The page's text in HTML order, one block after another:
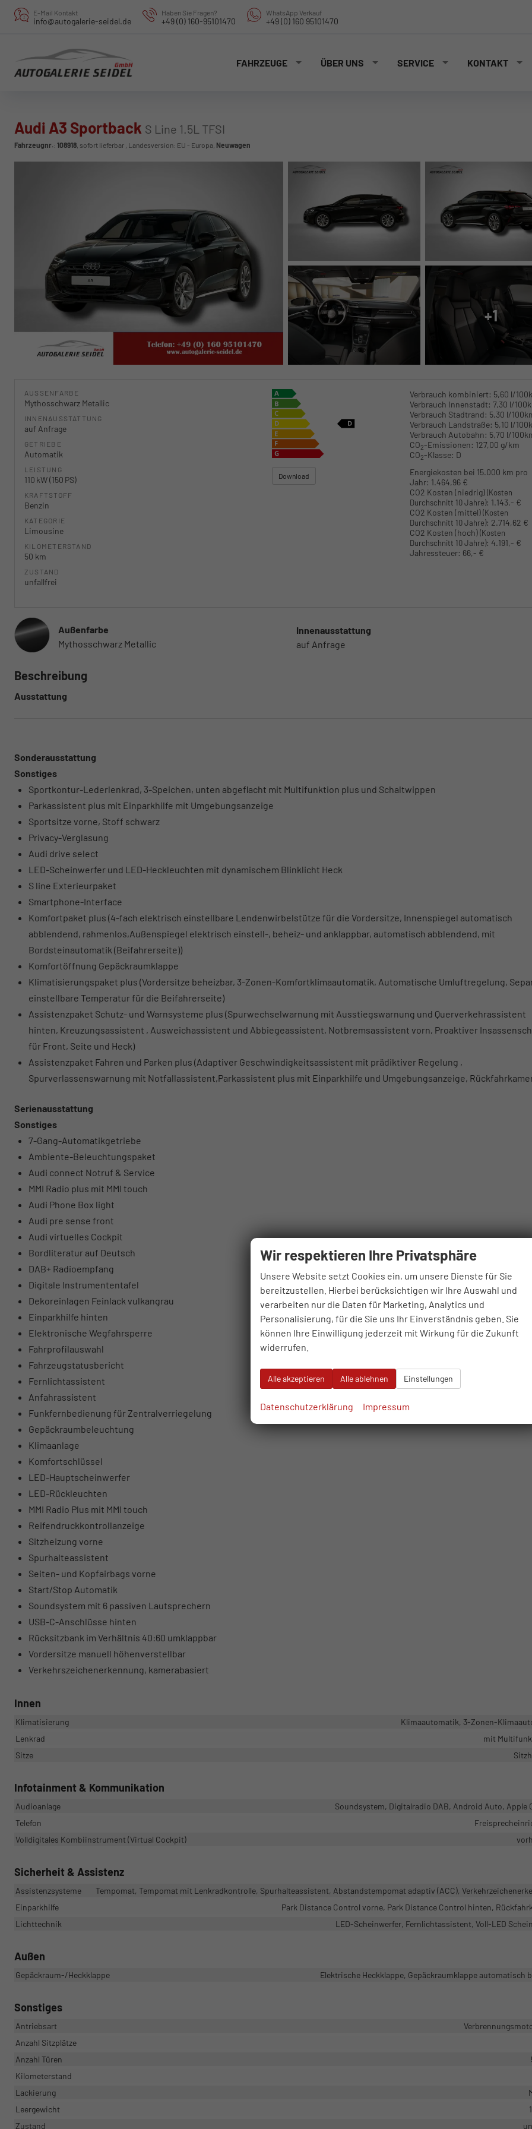
E-Mail Kontakt
info@autogalerie-seidel.de
Haben Sie Fragen?
+49 (0) 160-95101470
WhatsApp Verkauf
+49 (0) 160 95101470
FAHRZEUGE ÜBER UNS SERVICE KONTAKT
Audi A3 Sportback S Line 1.5L TFSI
Fahrzeugnr.: 108918, sofort lieferbar , Landesversion: EU - Europa, Neuwagen
+1
AUSSENFARBE
Mythosschwarz Metallic
INNENAUSSTATTUNG
auf Anfrage
GETRIEBE
Automatik
LEISTUNG
110 kW (150 PS)
KRAFTSTOFF
Benzin
KATEGORIE
Limousine
KILOMETERSTAND
50 km
ZUSTAND
unfallfrei
Verbrauch kombiniert: 5,60 l/
Verbrauch Innenstadt: 7,30 l/
Verbrauch Stadtrand: 5,30 l/
Verbrauch Landstraße: 5,10 l/
Verbrauch Autobahn: 5,70 l/
CO2-Emissionen: 127,00 g/km
CO2-Klasse: D
Download
Energiekosten bei 15.000 km pro
Jahr: 1.464,96 €
CO2 Kosten (niedrig)(Kosten
Durchschnitt 10 Jahre): 1.143,- €
CO2 Kosten (mittel)(Kosten
Durchschnitt 10 Jahre): 2.714,62 €
CO2 Kosten (hoch)(Kosten
Durchschnitt 10 Jahre): 4.191,- €
Jahressteuer: 66,- €
Außenfarbe
Mythosschwarz Metallic
Innenausstattung
auf Anfrage
Beschreibung
Ausstattung
Sonderausstattung
Sonstiges
Sportkontur-Lederlenkrad, 3-Speichen, unten abgeflacht mit Multifunktion plus und Schaltwippen
Parkassistent plus mit Einparkhilfe mit Umgebungsanzeige
Sportsitze vorne, Stoff schwarz
Privacy-Verglasung
Audi drive select
LED-Scheinwerfer und LED-Heckleuchten mit dynamischem Blinklicht Heck
S line Exterieurpaket
Smartphone-Interface
Komfortpaket plus (4-fach elektrisch einstellbare Lendenwirbelstütze für die Vordersitze, Innenspiegel automatisch
abblendend, rahmenlos,Außenspiegel elektrisch einstell-, beheiz- und anklappbar, automatisch abblendend, mit
Bordsteinautomatik (Beifahrerseite))
Komfortöffnung Gepäckraumklappe
Klimatisierungspaket plus (Vordersitze beheizbar, 3-Zonen-Komfortklimaautomatik, Automatische Umluftregelung,
einstellbare Temperatur für die Beifahrerseite)
Assistenzpaket Schutz- und Warnsysteme plus (Spurwechselwarnung mit Ausstiegswarnung und Querverkehrassistent
hinten, Kreuzungsassistent , Ausweichassistent und Abbiegeassistent, Notbremsassistent vorn, Proaktiver
für Front, Seite und Heck)
Assistenzpaket Fahren und Parken plus (Adaptiver Geschwindigkeitsassistent mit prädiktiver Regelung ,
Spurverlassenswarnung mit Notfallassistent,Parkassistent plus mit Einparkhilfe und Umgebungsanzeige,
Serienausstattung
Sonstiges
7-Gang-Automatikgetriebe
Ambiente-Beleuchtungspaket
Audi connect Notruf & Service
MMI Radio plus mit MMI touch
Audi Phone Box light
Audi pre sense front
Audi virtuelles Cockpit
Bordliteratur auf Deutsch
DAB+ Radioempfang
Digitale Instrumententafel
Dekoreinlagen Feinlack vulkangrau
Einparkhilfe hinten
Elektronische Wegfahrsperre
Fahrprofilauswahl
Fahrzeugstatusbericht
Fernlichtassistent
Anfahrassistent
Funkfernbedienung für Zentralverriegelung
Gepäckraumbeleuchtung
Klimaanlage
Komfortschlüssel
LED-Hauptscheinwerfer
LED-Rückleuchten
MMI Radio Plus mit MMI touch
Reifendruckkontrollanzeige
Sitzheizung vorne
Spurhalteassistent
Seiten- und Kopfairbags vorne
Start/Stop Automatik
Soundsystem mit 6 passiven Lautsprechern
USB-C-Anschlüsse hinten
Rücksitzbank im Verhältnis 40:60 umklappbar
Vordersitze manuell höhenverstellbar
Verkehrszeichenerkennung, kamerabasiert
Innen
Klimatisierung
Klimaautomatik, 3-Zonen-
Lenkrad
mit
Sitze
Infotainment & Kommunikation
Audioanlage
Soundsystem, Digitalradio DAB, Android Auto, Apple
Telefon
Volldigitales Kombiinstrument (Virtual Cockpit)
Sicherheit & Assistenz
Assistenzsysteme
Tempomat, Tempomat mit Lenkradkontrolle, Spurhalteassistent, Abstandstempomat adaptiv (ACC),
Einparkhilfe
Park Distance Control vorne, Park Distance Control hinten,
Lichttechnik
LED-Scheinwerfer, Fernlichtassistent, Voll-LED
Außen
Gepäckraum-/Heckklappe Elektrische Heckklappe, Gepäckraumklappe automatisch
Sonstiges
Antriebsart
Anzahl Sitzplätze
Anzahl Türen
Kilometerstand
Lackierung
Leergewicht
Zustand
Wir respektieren Ihre Privatsphäre
Unsere Website setzt Cookies ein, um unsere Dienste für Sie
bereitzustellen. Hierbei berücksichtigen wir Ihre Auswahl und
verarbeiten nur die Daten für Marketing, Analytics und
Personalisierung, für die Sie uns Ihr Einverständnis geben. Sie
können Ihre Einwilligung jederzeit mit Wirkung für die Zukunft
widerrufen.
Alle akzeptieren Alle ablehnen Einstellungen
Datenschutzerklärung Impressum